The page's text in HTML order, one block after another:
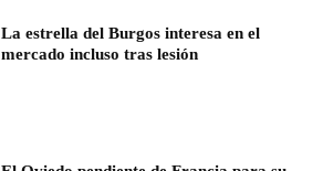
La estrella del Burgos interesa en el
mercado incluso tras lesión